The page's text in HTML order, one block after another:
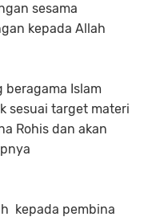
sesama
kepada Allah
beragama Islam
sesuai target materi
Rohis dan akan
kepada pembina